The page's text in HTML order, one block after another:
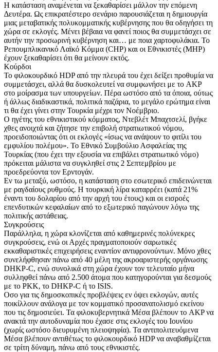
Η κατάσταση αναμένεται να ξεκαθαρίσει μάλλον την επόμενη
Δευτέρα. Ως επικρατέστερο σενάριο παρουσιάζεται η δημιουργία
μιας μεταβατικής πολυκομματικής κυβέρνησης που θα οδηγήσει τη
χώρα σε εκλογές. Μένει βέβαια να φανεί ποιος θα συμμετάσχει σε
αυτήν την προσωρινή κυβέρνηση και… με ποια χαρτοφυλάκια. Το
Ρεπουμπλικανικό Λαϊκό Κόμμα (CHP) και οι Εθνικιστές (MHP)
έχουν ξεκαθαρίσει ότι θα μείνουν εκτός.
Κούρδοι
To φιλοκουρδικό HDP από την πλευρά του έχει δείξει προθυμία να
συμμετάσχει, αλλά θα δυσκολευτεί να συμφωνήσει με το AKP
στο μοίρασμα των υπουργείων. Πέρα ωστόσο από τα όποια, ούτως
ή άλλως διαδικαστικά, πολιτικά παζάρια, το μεγάλο ερώτημα είναι
τι θα έχει γίνει στην Τουρκία μέχρι τον Νοέμβριο.
Ο ηγέτης του εθνικιστικού κόμματος, Ντεβλέτ Μπαχτσελί, βγήκε
χθες ανοιχτά και ζήτησε την επιβολή στρατιωτικού νόμου,
προειδοποιώντας ότι οι εκλογές «ίσως να ανάψουν το φιτίλι του
εμφυλίου πολέμου». Το Εθνικό Συμβούλιο Ασφαλείας της
Τουρκίας (που έχει την εξουσία να επιβάλει στρατιωτικό νόμο)
πρόκειται μάλιστα να συγκληθεί στις 2 Σεπτεμβρίου με
προεδρεύοντα τον Ερντογάν.
Εν τω μεταξύ, ωστόσο, η κατάσταση στο εσωτερικό επιδεινώνεται
με ραγδαίους ρυθμούς. Η τουρκική λίρα καταρρέει (κατά 21%
έναντι του δολαρίου από την αρχή του έτους) και οι εισροές
επενδυτικών κεφαλαίων από το εξωτερικό παγώνουν λόγω της
πολιτικής αστάθειας.
Συγκρούσεις
Παράλληλα, η χώρα κλονίζεται από καθημερινές πολύνεκρες
συγκρούσεις, ενώ οι Αρχές πραγματοποιούν σαρωτικές
εκκαθαριστικές επιχειρήσεις εναντίον αντιφρονούντων. Μόνο χθες
συνελήφθησαν πάνω από 40 μέλη της ακροαριστερής οργάνωσης
DHKP-C, ενώ συνολικά στη χώρα έχουν τον τελευταίο μήνα
συλληφθεί πάνω από 2.500 άτομα που κατηγορούνται για δεσμούς
με το PKK, το DHKP-C ή το ISIS.
Οσο για τις δημοσκοπικές προβλέψεις εν όψει εκλογών, αυτές
ποικίλλουν ανάλογα με τον κομματικό προσανατολισμό εκείνου
που τις δημοσιεύει. Τα φιλοκυβερνητικά Μέσα βλέπουν το AKP να
ανακτά την αυτοδυναμία που έχασε στις εκλογές του Ιουνίου
(χωρίς ωστόσο διευρυμένη πλειοψηφία). Τα αντιπολιτευόμενα
Μέσα βλέπουν αντιθέτως το φιλοκουρδικό HDP να αναβαθμίζεται
σε τρίτη δύναμη, πάνω από τους εθνικιστές.